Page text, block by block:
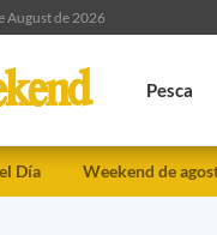
August de 2026
Pesca
Día Weekend de